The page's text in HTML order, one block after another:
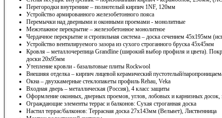
Перегородки внутренние – полнотелый кирпич 1NF, 120мм
Устройство армированного железобетонного пояса
Перемычки над дверными и оконными проемами - монолитные
Межэтажное перекрытие – железобетонное монолитное
Чердачное перекрытие и стропильная система – доска сечением 45х195мм
Устройство вентилируемого зазора из сухого строганного бруска 45х45мм
Кровля – металлочерепица Grandline (широкий выбор профиля и цвета).
доски 20х95мм
Утепление кровли - базальтовые плиты Rockwool
Внешняя отделка – кирпич лицевой керамический пустотелый/
Окна – двухкамерные стеклопакеты профиль Rehau, Veka
Входная дверь – металлическая (Россия), 4 класс защиты
Оформление оконных, дверных проемов, углов, лобовых и карнизных досок,
Ограждающие элементы террас и балконов: Сухая строганная доска
Настил террас/балконов: Террасная доска 27х143мм (Вельвет), Лиственница